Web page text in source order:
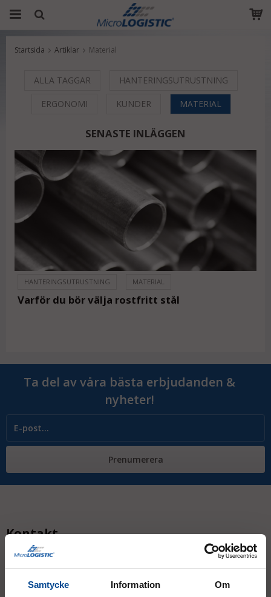
Samtycke Information Om
Produkten har blivit tillagd i varukorgen
Startsida Artiklar Material
ALLA TAGGAR HANTERINGSUTRUSTNING
ERGONOMI KUNDER MATERIAL
SENASTE INLÄGGEN
HANTERINGSUTRUSTNING MATERIAL
Varför du bör välja rostfritt stål
Ta del av våra bästa erbjudanden &
nyheter!
Prenumerera
Kontakt